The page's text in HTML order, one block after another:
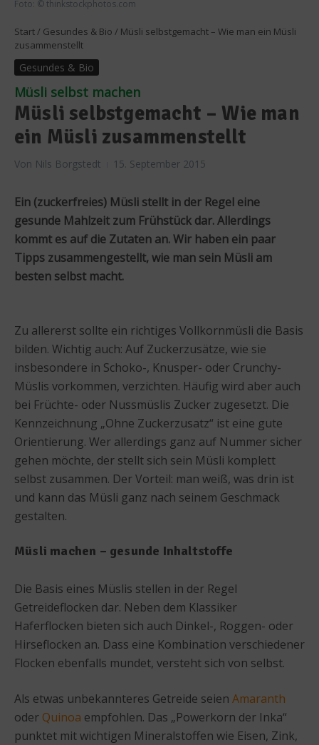
Foto: © thinkstockphotos.com
Start / Gesundes & Bio / Müsli selbstgemacht – Wie man ein Müsli
zusammenstellt
Gesundes & Bio
Müsli selbst machen
Müsli selbstgemacht – Wie man
ein Müsli zusammenstellt
Von Nils Borgstedt 15. September 2015
Ein (zuckerfreies) Müsli stellt in der Regel eine
gesunde Mahlzeit zum Frühstück dar. Allerdings
kommt es auf die Zutaten an. Wir haben ein paar
Tipps zusammengestellt, wie man sein Müsli am
besten selbst macht.
Zu allererst sollte ein richtiges Vollkornmüsli die Basis
bilden. Wichtig auch: Auf Zuckerzusätze, wie sie
insbesondere in Schoko-, Knusper- oder Crunchy-
Müslis vorkommen, verzichten. Häufig wird aber auch
bei Früchte- oder Nussmüslis Zucker zugesetzt. Die
Kennzeichnung „Ohne Zuckerzusatz“ ist eine gute
Orientierung. Wer allerdings ganz auf Nummer sicher
gehen möchte, der stellt sich sein Müsli komplett
selbst zusammen. Der Vorteil: man weiß, was drin ist
und kann das Müsli ganz nach seinem Geschmack
gestalten.
Müsli machen – gesunde Inhaltstoffe
Die Basis eines Müslis stellen in der Regel
Getreideflocken dar. Neben dem Klassiker
Haferflocken bieten sich auch Dinkel-, Roggen- oder
Hirseflocken an. Dass eine Kombination verschiedener
Flocken ebenfalls mundet, versteht sich von selbst.
Als etwas unbekannteres Getreide seien Amaranth
oder Quinoa empfohlen. Das „Powerkorn der Inka“
punktet mit wichtigen Mineralstoffen wie Eisen, Zink,